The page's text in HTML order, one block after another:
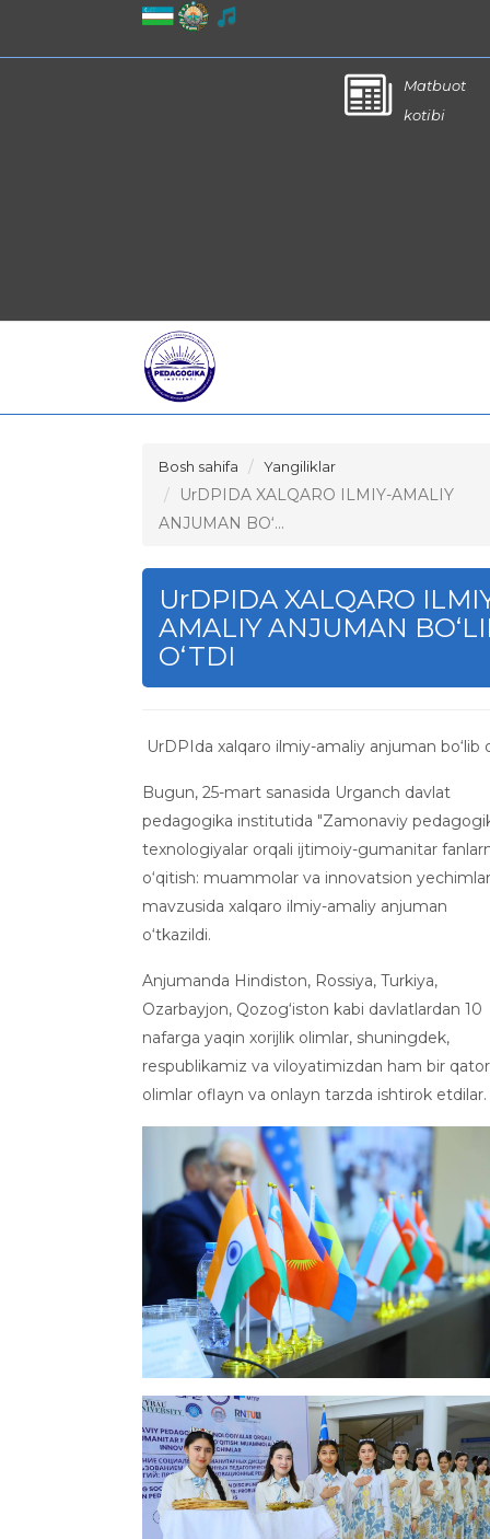
Matbuot
kotibi
Bosh sahifa Yangiliklar
UrDPIDA XALQARO ILMIY-AMALIY
ANJUMAN BO‘...
UrDPIDA XALQARO
AMALIY ANJUMAN
OʻTDI
UrDPIda xalqaro ilmiy-amaliy anjuman bo‘lib
Bugun, 25-mart sanasida Urganch davlat
pedagogika institutida "Zamonaviy
texnologiyalar orqali ijtimoiy-gumanitar
o‘qitish: muammolar va innovatsion
mavzusida xalqaro ilmiy-amaliy anjuman
o‘tkazildi.
Anjumanda Hindiston, Rossiya, Turkiya,
Ozarbayjon, Qozog‘iston kabi davlatlardan 10
nafarga yaqin xorijlik olimlar, shuningdek,
respublikamiz va viloyatimizdan ham bir qator
olimlar oflayn va onlayn tarzda ishtirok etdilar.